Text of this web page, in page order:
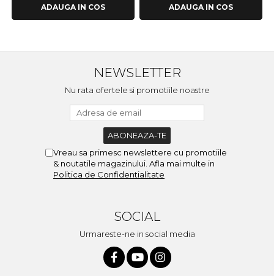
ADAUGA IN COS ADAUGA IN COS
NEWSLETTER
Nu rata ofertele si promotiile noastre
Vreau sa primesc newslettere cu promotiile
& noutatile magazinului. Afla mai multe in
Politica de Confidentialitate
SOCIAL
Urmareste-ne in social media